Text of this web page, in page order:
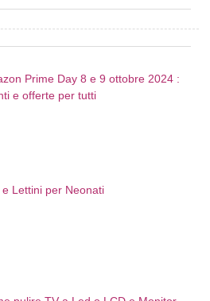
Prime Day 8 e 9 ottobre 2024 :
e offerte per tutti
e Lettini per Neonati